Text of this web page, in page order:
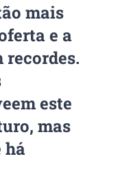
mais
e a
recordes.
este
mas
há